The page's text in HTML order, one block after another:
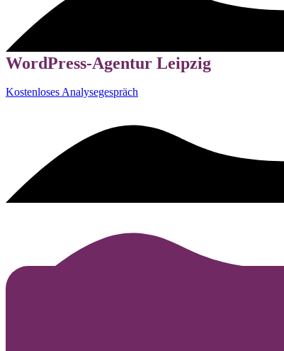
WordPress-Agentur Leipzig
Kostenloses Analysegespräch